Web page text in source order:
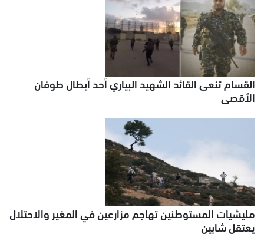
القسام تنعى القائد الشهيد البياري أحد أبطال طوفان
الأقصى
مليشيات المستوطنين تهاجم مزارعين في المغير والاحتلال
يعتقل شابين